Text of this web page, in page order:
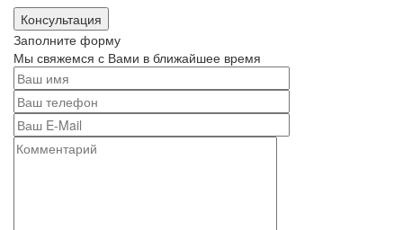
Консультация
Заполните форму
Мы свяжемся с Вами в ближайшее время